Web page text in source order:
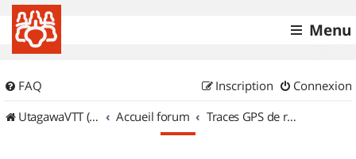
Menu
FAQ Connexion
Inscription
UtagawaVTT (Randos VTT et VTTAE avec traces GPS)
Accueil forum Traces GPS de randos VTT